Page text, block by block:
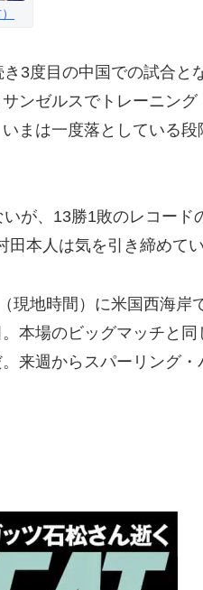
3度目の中国での試合と
ンゼルスでトレーニン
まは一度落としている
が、13勝1敗のレコード
本人は気を引き締めてい
地時間）に米国西海岸
本場のビッグマッチと
来週からスパーリング